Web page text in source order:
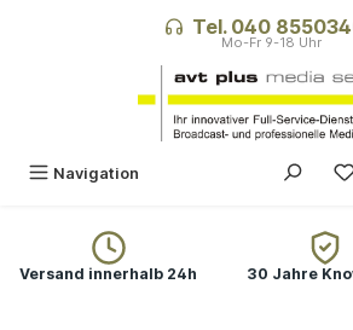
Tel. 040
Navigation
Versand innerhalb 24h 30 Jahre